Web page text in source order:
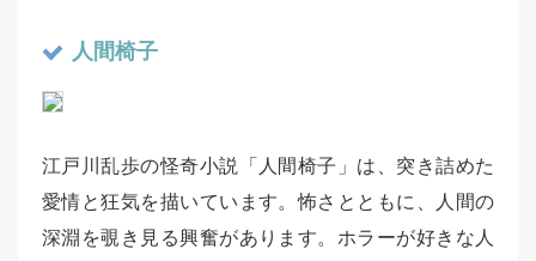
人間椅子
江戸川乱歩の怪奇小説「人間椅子」は、突き詰めた
愛情と狂気を描いています。怖さとともに、人間の
深淵を覗き見る興奮があります。ホラーが好きな人